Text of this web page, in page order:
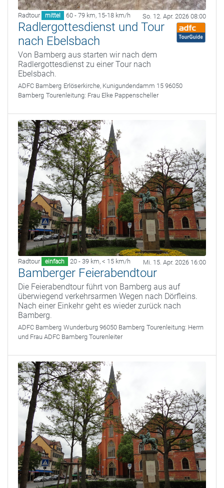
Radtour mittel 60 - 79 km, 15-18 km/h So. 12. Apr. 2026 08:00
Radlergottesdienst und Tour
nach Ebelsbach
Von Bamberg aus starten wir nach dem
Radlergottesdienst zu einer Tour nach
Ebelsbach.
ADFC Bamberg Erlöserkirche, Kunigundendamm 15 96050
Bamberg Tourenleitung: Frau Elke Pappenscheller
Radtour einfach 20 - 39 km, < 15 km/h Mi. 15. Apr. 2026 16:00
Bamberger Feierabendtour
Die Feierabendtour führt von Bamberg aus auf
überwiegend verkehrsarmen Wegen nach Dörfleins.
Nach einer Einkehr geht es wieder zurück nach
Bamberg.
ADFC Bamberg Wunderburg 96050 Bamberg Tourenleitung: Herrn
und Frau ADFC Bamberg Tourenleiter